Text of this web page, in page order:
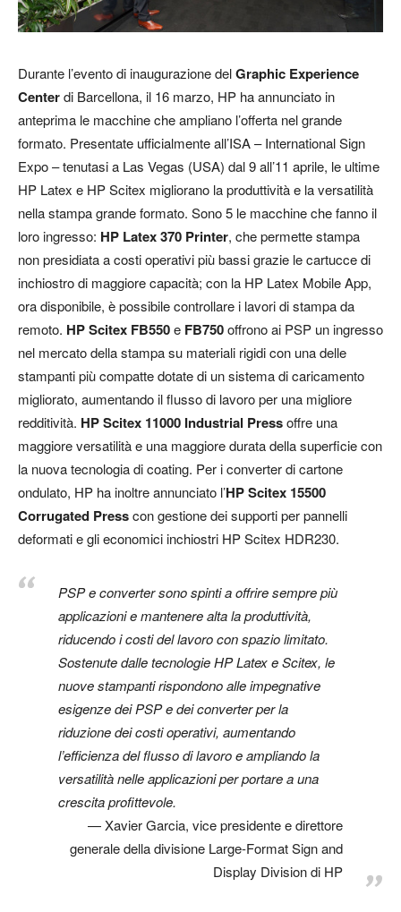
Durante l’evento di inaugurazione delGraphic Experience
Centerdi Barcellona, il 16 marzo, HP ha annunciato in
anteprima le macchine che ampliano l’offerta nel grande
formato. Presentate ufficialmente all’ISA – International Sign
Expo – tenutasi a Las Vegas (USA) dal 9 all’11 aprile, le ultime
HP Latex e HP Scitex migliorano la produttività e la versatilità
nella stampa grande formato. Sono 5 le macchine che fanno il
loro ingresso: HP Latex 370 Printer, che permette stampa
non presidiata a costi operativi più bassi grazie le cartucce di
inchiostro di maggiore capacità; con la HP Latex Mobile App,
ora disponibile, è possibile controllare i lavori di stampa da
remoto. HP Scitex FB550e FB750offrono ai PSP un ingresso
nel mercato della stampa su materiali rigidi con una delle
stampanti più compatte dotate di un sistema di caricamento
migliorato, aumentando il flusso di lavoro per una migliore
redditività. HP Scitex 11000 Industrial Pressoffre una
maggiore versatilità e una maggiore durata della superficie con
la nuova tecnologia di coating. Per i converter di cartone
ondulato, HP ha inoltre annunciato l’HP Scitex 15500
Corrugated Presscon gestione dei supporti per pannelli
deformati e gli economici inchiostri HP Scitex HDR230.
PSP e converter sono spinti a offrire sempre più
applicazioni e mantenere alta la produttività,
riducendo i costi del lavoro con spazio limitato.
Sostenute dalle tecnologie HP Latex e Scitex, le
nuove stampanti rispondono alle impegnative
esigenze dei PSP e dei converter per la
riduzione dei costi operativi, aumentando
l’efficienza del flusso di lavoro e ampliando la
versatilità nelle applicazioni per portare a una
crescita profittevole.
Xavier Garcia, vice presidente e direttore
generale della divisione Large-Format Sign and
Display Division di HP